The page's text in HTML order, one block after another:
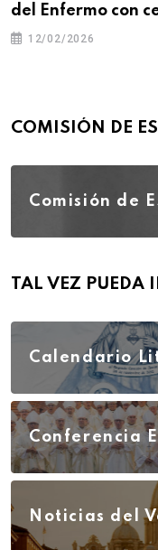
del Enfermo con
12/02/2026
COMISIÓN DE
Comisión de
TAL VEZ PUEDA
Calendario
Conferencia
Noticias del